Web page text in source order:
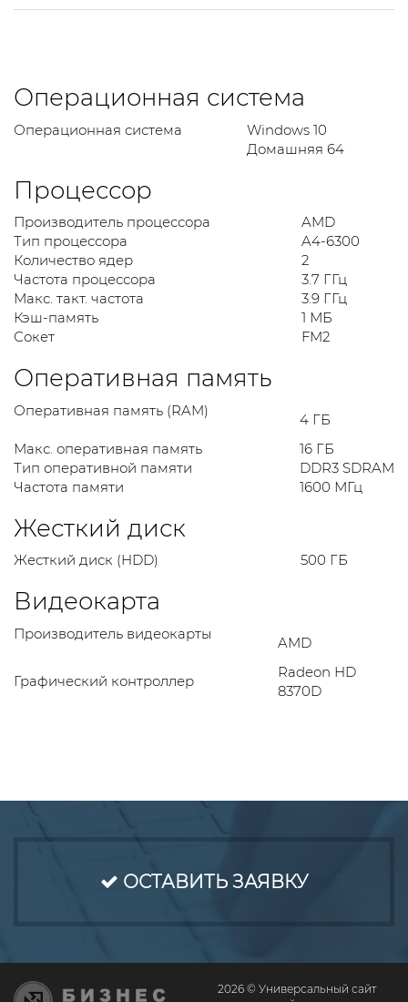
Операционная система
Операционная система
Windows 10
Домашняя 64
Процессор
Производитель процессора AMD
Тип процессора
A4-6300
Количество ядер
2
Частота процессора
3.7 ГГц
Макс. такт. частота
3.9 ГГц
Кэш-память
1 МБ
Сокет
FM2
Оперативная память
Оперативная память (RAM)
4 ГБ
Макс. оперативная память
16 ГБ
Тип оперативной памяти
DDR3 SDRAM
Частота памяти
1600 МГц
Жесткий диск
Жесткий диск (HDD) 500 ГБ
Видеокарта
Производитель видеокарты
AMD
Графический контроллер
Radeon HD
8370D
ОСТАВИТЬ ЗАЯВКУ
2026 © Универсальный сайт